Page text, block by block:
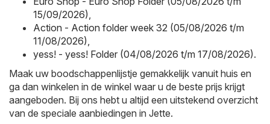
15/09/2026)
Action - Action folder week 32 (05/08/2026 t/m
11/08/2026)
yess! - yess! Folder (04/08/2026 t/m 17/08/2026).
Maak uw boodschappenlijstje gemakkelijk vanuit huis en
ga dan winkelen in de winkel waar u de beste prijs krijgt
aangeboden. Bij ons hebt u altijd een uitstekend overzicht
van de speciale aanbiedingen in Jette.